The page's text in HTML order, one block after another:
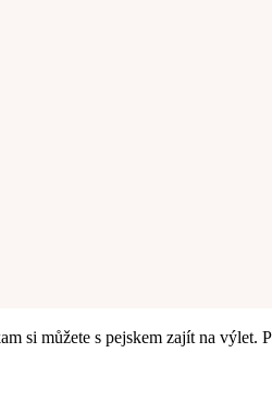
si můžete s pejskem zajít na